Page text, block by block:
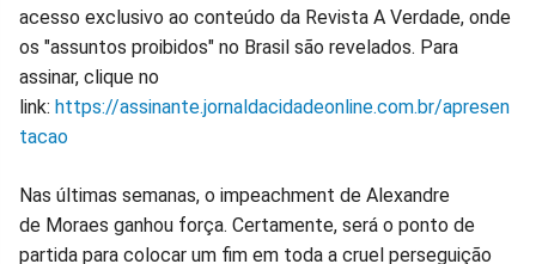
acesso exclusivo ao conteúdo da Revista A Verdade, onde
os "assuntos proibidos" no Brasil são revelados. Para
assinar, clique no
link: https://assinante.jornaldacidadeonline.com.br/apresen
tacao
Nas últimas semanas, o impeachment de Alexandre
de Moraes ganhou força. Certamente, será o ponto de
partida para colocar um fim em toda a cruel perseguição